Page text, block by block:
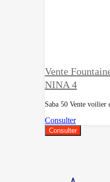
Vente
NINA 4
Saba 50 Vente voilier
Consulter
Consulter